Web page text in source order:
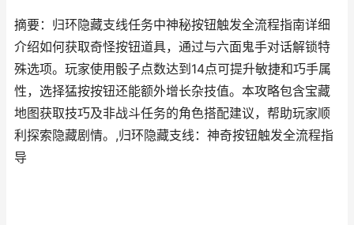
摘要：归环隐藏支线任务中神秘按钮触发全流程指南详细
介绍如何获取奇怪按钮道具，通过与六面鬼手对话解锁特
殊选项。玩家使用骰子点数达到14点可提升敏捷和巧手属
性，选择猛按按钮还能额外增长杂技值。本攻略包含宝藏
地图获取技巧及非战斗任务的角色搭配建议，帮助玩家顺
利探索隐藏剧情。,归环隐藏支线：神奇按钮触发全流程指
导